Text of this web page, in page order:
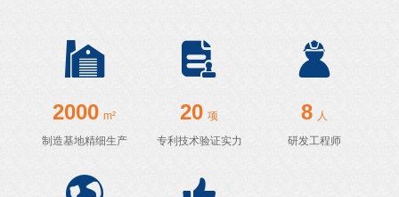
2000 m²
制造基地精细生产
20 项
专利技术验证实力
8 人
研发工程师